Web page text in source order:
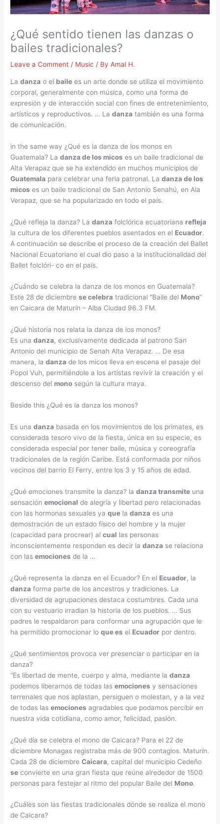
¿Qué sentido tienen las danzas o
bailes tradicionales?
Leave a Comment / Music / ByAmal H.
Ladanza o el baile es un arte donde se utiliza el movimiento
corporal, generalmente con música, como una forma de
expresión y de interacción social con fines de entretenimiento,
artísticos y reproductivos. … Ladanza también es una forma
de comunicación.
in the same way ¿Qué es la danza de los monos en
Guatemala? Ladanza de los micos es un baile tradicional de
Alta Verapaz que se ha extendido en muchos municipios de
Guatemala para celebrar una feria patronal. Ladanza de los
micos es un baile tradicional de San Antonio Senahú, en Ala
Verapaz, que se ha popularizado en todo el país.
¿Qué refleja la danza? Ladanza folclórica ecuatoriana refleja
la cultura de los diferentes pueblos asentados en el Ecuador.
A continuación se describe el proceso de la creación del Ballet
Nacional Ecuatoriano el cual dio paso a la institucionalidad del
Ballet folclóri- co en el país.
¿Cuándo se celebra la danza de los monos en Guatemala?
Este 28 de diciembrese celebra tradicional “Baile del Mono”
en Caicara de Maturín – Alba Ciudad 96.3 FM.
¿Qué historia nos relata la danza de los monos?
Es unadanza, exclusivamente dedicada al patrono San
Antonio del municipio de Senah Alta Verapaz. … De esa
manera, ladanza de los micos lleva en escena el pasaje del
Popol Vuh, permitiéndole a los artistas revivir la creación y el
descenso del mono según la cultura maya.
Beside this ¿Qué es la danza los monos?
Es unadanza basada en los movimientos de los primates, es
considerada tesoro vivo de la fiesta, única en su especie, es
considerada especial por tener baile, música y coreografía
tradicionales de la región Caribe. Está conformada por niños
vecinos del barrio El Ferry, entre los 3 y 15 años de edad.
¿Qué emociones transmite la danza? ladanza transmite una
sensaciónemocional de alegría y libertad pero relacionadas
con las hormonas sexuales yaque ladanza es una
demostración de un estado físico del hombre y la mujer
(capacidad para procrear) alcual las personas
inconscientemente responden es decir ladanza se relaciona
con lasemociones de la …
¿Qué representa la danza en el Ecuador? En el Ecuador, la
danza forma parte de los ancestros y tradiciones. La
diversidad de agrupaciones destaca costumbres. Cada una
con su vestuario irradian la historia de los pueblos. … Sus
padres le respaldaron para conformar una agrupación que le
ha permitido promocionar loque es el Ecuador por dentro.
¿Qué sentimientos provoca ver presenciar o participar en la
danza?
“Es libertad de mente, cuerpo y alma, mediante ladanza
podemos liberarnos de todas lasemociones y sensaciones
terrenales que nos aplastan, persiguen o molestan, y a la vez
de todas lasemociones agradables que podamos percibir en
nuestra vida cotidiana, como amor, felicidad, pasión.
¿Qué día se celebra el mono de Caicara? Para el 22 de
diciembre Monagas registraba más de 900 contagios. Maturín.
Cada 28 de diciembreCaicara, capital del municipio Cedeño
se convierte en una gran fiesta que reúne alrededor de 1500
personas para festejar al ritmo del popular Baile del Mono.
¿Cuáles son las fiestas tradicionales dónde se realiza el mono
de Caicara?